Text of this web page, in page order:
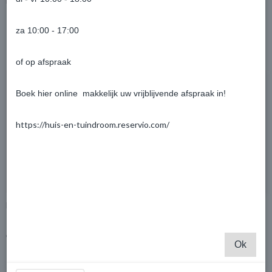
Ook interessant
€ 4.405,80
za 10:00 - 17:00
of op afspraak
Boek hier online makkelijk uw vrijblijvende afspraak in!
https://huis-en-tuindroom.reservio.com/
Ok